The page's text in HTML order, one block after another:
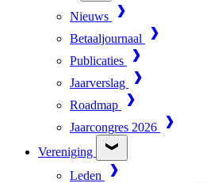
Nieuws
Betaaljournaal
Publicaties
Jaarverslag
Roadmap
Jaarcongres 2026
Vereniging
Leden